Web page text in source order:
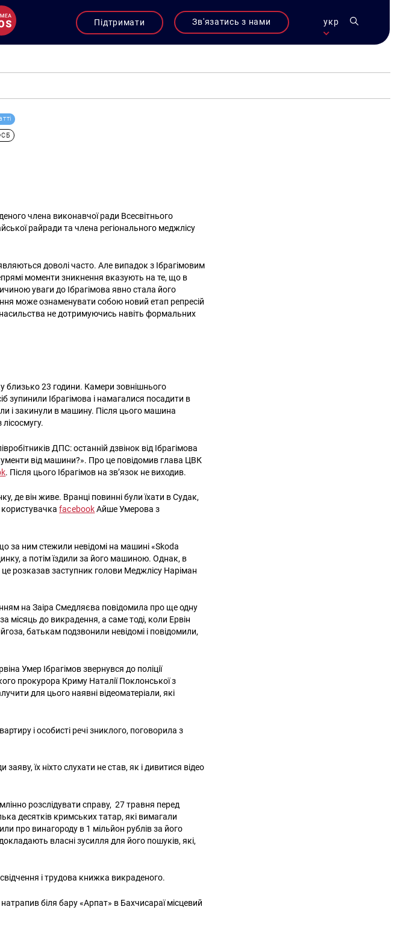
Підтримати Зв'язатись з нами укр
члена виконавчої ради Всесвітнього
райради та члена регіонального меджлісу
доволі часто. Але випадок з Ібрагімовим
моменти зникнення вказують на те, що в
уваги до Ібрагімова явно стала його
може ознаменувати собою новий етап репресій
не дотримуючись навіть формальних
близько 23 години. Камери зовнішнього
зупинили Ібрагімова і намагалися посадити в
і закинули в машину. Після цього машина
ДПС: останній дзвінок від Ібрагімова
від машини?». Про це повідомив глава ЦВК
. Після цього Ібрагімов на зв’язок не виходив.
де він живе. Вранці повинні були їхати в Судак,
користувачкаfacebookАйше Умерова з
за ним стежили невідомі на машині «Skoda
а потім їздили за його машиною. Однак, в
це розказав заступник голови Меджлісу Наріман
на Заіра Смедляєва повідомила про ще одну
місяць до викрадення, а саме тоді, коли Ервін
батькам подзвонили невідомі і повідомили,
Умер Ібрагімов звернувся до поліції
прокурора Криму Наталії Поклонської з
для цього наявні відеоматеріали, які
і особисті речі зниклого, поговорила з
їх ніхто слухати не став, як і дивитися відео
розслідувати справу, 27 травня перед
десятків кримських татар, які вимагали
про винагороду в 1 мільйон рублів за його
власні зусилля для його пошуків, які,
і трудова книжка викраденого.
біля бару «Арпат» в Бахчисараї місцевий